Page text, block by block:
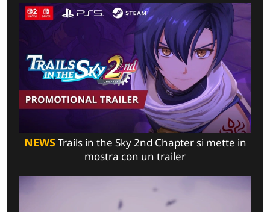
NEWSTrails in the Sky 2nd Chapter si mette in
mostra con un trailer